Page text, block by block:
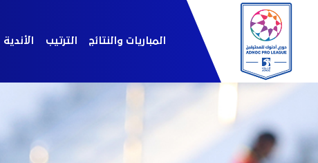
المباريات والنتائج الترتيب الأندية